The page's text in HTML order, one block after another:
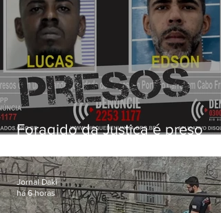
Foragido da Justiça é preso
Cabo Frio
Jornal Daki
há 6 horas